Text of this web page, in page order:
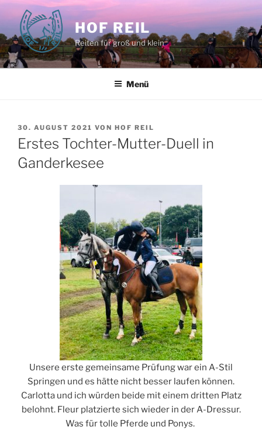
Zum
Inhalt
springen
HOF REIL
Reiten für groß und klein
Menü
VERÖFFENTLICHT
AM
30. AUGUST 2021 VON HOF REIL
Erstes Tochter-Mutter-Duell in
Ganderkesee
Unsere erste gemeinsame Prüfung war ein A-Stil
Springen und es hätte nicht besser laufen können.
Carlotta und ich würden beide mit einem dritten Platz
belohnt. Fleur platzierte sich wieder in der A-Dressur.
Was für tolle Pferde und Ponys.